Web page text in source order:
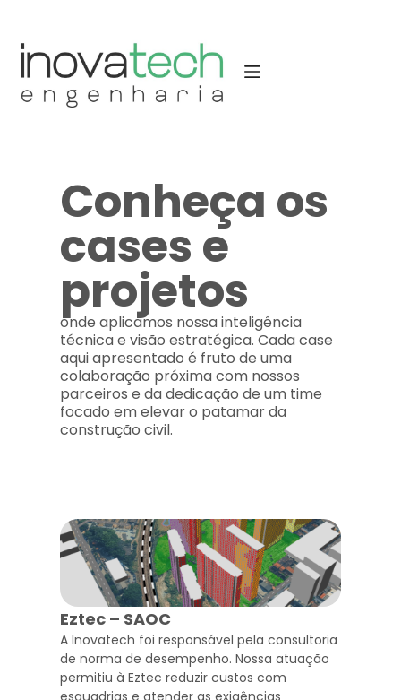
Conheça os
cases e
projetos
onde aplicamos nossa inteligência
técnica e visão estratégica. Cada case
aqui apresentado é fruto de uma
colaboração próxima com nossos
parceiros e da dedicação de um time
focado em elevar o patamar da
construção civil.
Eztec – SAOC
A Inovatech foi responsável pela consultoria
de norma de desempenho. Nossa atuação
permitiu à Eztec reduzir custos com
esquadrias e atender as exigências